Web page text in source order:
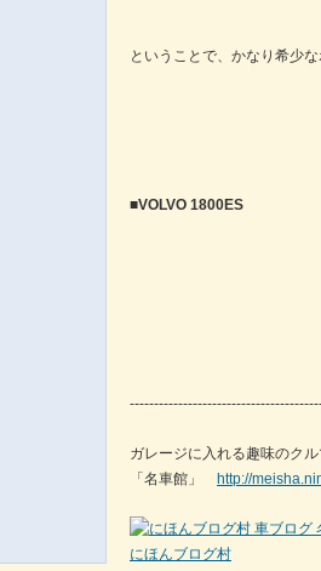
ということで、かなり希少
■VOLVO 1800ES
ガレージに入れる趣味のク
「名車館」 http://
にほんブログ村